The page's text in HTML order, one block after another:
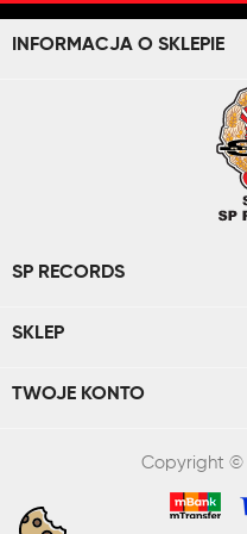
INFORMACJA O SKLEPIE
SP RECORDS
SKLEP
TWOJE KONTO
Copyright ©